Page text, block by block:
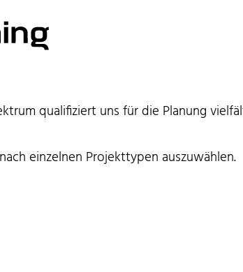
qualifiziert uns für die Planung
einzelnen Projekttypen auszuwählen.